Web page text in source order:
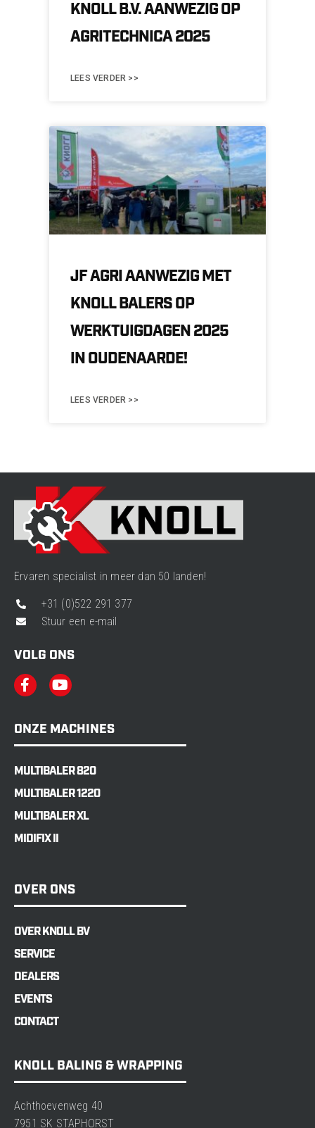
KNOLL B.V. AANWEZIG OP
AGRITECHNICA 2025
LEES VERDER >>
JF AGRI AANWEZIG MET
KNOLL BALERS OP
WERKTUIGDAGEN 2025
IN OUDENAARDE!
LEES VERDER >>
Ervaren specialist in meer dan 50 landen!
+31 (0)522 291 377
Stuur een e-mail
VOLG ONS
ONZE MACHINES
MULTIBALER 820
MULTIBALER 1220
MULTIBALER XL
MIDIFIX II
OVER ONS
OVER KNOLL BV
SERVICE
DEALERS
EVENTS
CONTACT
KNOLL BALING & WRAPPING
Achthoevenweg 40
7951 SK STAPHORST